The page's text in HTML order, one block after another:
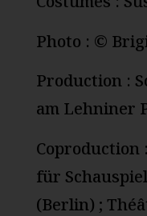
Photo : ©
Production :
am Lehniner
Coproduction
für
(Berlin) ;